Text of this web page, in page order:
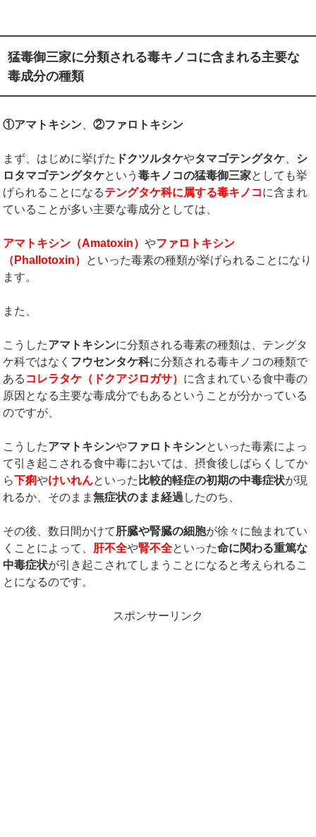
猛毒御三家に分類される毒キノコに含まれる主要な
毒成分の種類
①アマトキシン 、②ファロトキシン
まず、はじめに挙げた ドクツルタケやタマゴテングタケ
シ
ロタマゴテングタケという毒キノコの猛毒御三家としても挙
げられることになるテングタケ科に属する毒キノコに含まれ
ていることが多い主要な毒成分としては、
アマトキシン（Amatoxin）やファロトキシン
（ Phallotoxin） といった毒素の種類が挙げられることになり
ます。
また、
こうしたアマトキシンに分類される毒素の種類は、テングタ
ケ科ではなく フウセンタケ科に分類される毒キノコの種類で
ある コレラタケ（ドクアジロガサ） に含まれている食中毒の
原因となる主要な毒成分でもあるということが分かっている
のですが、
こうしたアマトキシンやファロトキシンといった毒素によっ
て引き起こされる食中毒においては、摂食後しばらくしてか
ら下痢やけいれんといった 比較的軽症の初期の中毒症状が現
れるか、そのまま無症状のまま経過 したのち、
その後、数日間かけて肝臓や腎臓の細胞が徐々に蝕まれてい
くことによって、 肝不全や腎不全といった命に関わる重篤な
中毒症状が引き起こされてしまうことになると考えられるこ
とになるのです。
スポンサーリンク